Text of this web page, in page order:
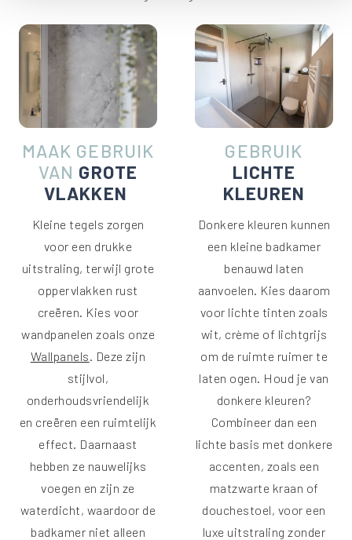
MAAK GEBRUIK
VAN GROTE
VLAKKEN
Kleine tegels zorgen
voor een drukke
uitstraling, terwijl grote
oppervlakken rust
creëren. Kies voor
wandpanelen zoals onze
Wallpanels . Deze zijn
stijlvol,
onderhoudsvriendelijk
en creëren een ruimtelijk
effect. Daarnaast
hebben ze nauwelijks
voegen en zijn ze
waterdicht, waardoor de
badkamer niet alleen
GEBRUIK
LICHTE
KLEUREN
Donkere kleuren kunnen
een kleine badkamer
benauwd laten
aanvoelen. Kies daarom
voor lichte tinten zoals
wit, crème of lichtgrijs
om de ruimte ruimer te
laten ogen. Houd je van
donkere kleuren?
Combineer dan een
lichte basis met donkere
accenten, zoals een
matzwarte kraan of
douchestoel, voor een
luxe uitstraling zonder